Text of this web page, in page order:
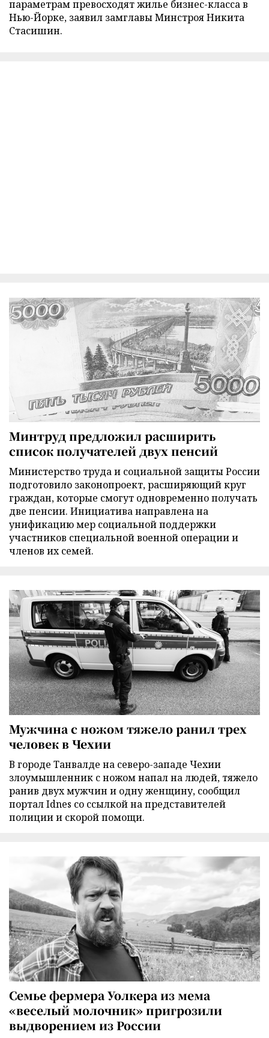
параметрам превосходят жилье бизнес-класса в
Нью-Йорке, заявил замглавы Минстроя Никита
Стасишин.
Минтруд предложил расширить
список получателей двух пенсий
Министерство труда и социальной защиты России
подготовило законопроект, расширяющий круг
граждан, которые смогут одновременно получать
две пенсии. Инициатива направлена на
унификацию мер социальной поддержки
участников специальной военной операции и
членов их семей.
Мужчина с ножом тяжело ранил трех
человек в Чехии
В городе Танвалде на северо-западе Чехии
злоумышленник с ножом напал на людей, тяжело
ранив двух мужчин и одну женщину, сообщил
портал Idnes со ссылкой на представителей
полиции и скорой помощи.
Семье фермера Уолкера из мема
«веселый молочник» пригрозили
выдворением из России